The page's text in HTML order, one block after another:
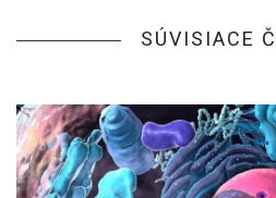
SÚVISIACE